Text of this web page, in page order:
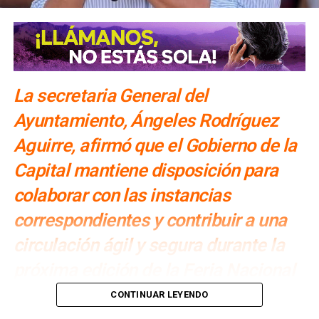
La secretaria General del
Ayuntamiento, Ángeles Rodríguez
Aguirre, afirmó que el Gobierno de la
Capital mantiene disposición para
colaborar con las instancias
correspondientes y contribuir a una
circulación ágil y segura durante la
CONTINUAR LEYENDO